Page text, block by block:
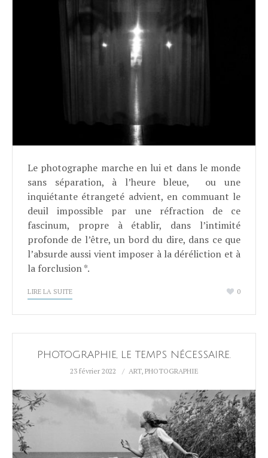
Le photographe marche en lui et dans le monde
sans séparation, à l’heure bleue, ou une
inquiétante étrangeté advient, en commuant le
deuil impossible par une réfraction de ce
fascinum, propre à établir, dans l’intimité
profonde de l’être, un bord du dire, dans ce que
l’absurde aussi vient imposer à la déréliction et à
la forclusion *.
LIRE LA SUITE 0
PHOTOGRAPHIE, LE TEMPS NÉCESSAIRE.
23 février 2022 ART, PHOTOGRAPHIE